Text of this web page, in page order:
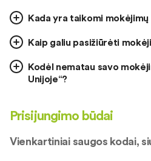
Kada yra taikomi mokėjimų
Kaip galiu pasižiūrėti
Kodėl nematau savo
Unijoje“?
Prisijungimo būdai
Vienkartiniai saugos kodai,